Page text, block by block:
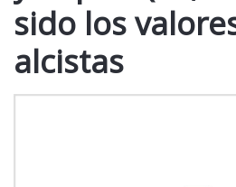
sido los
alcistas